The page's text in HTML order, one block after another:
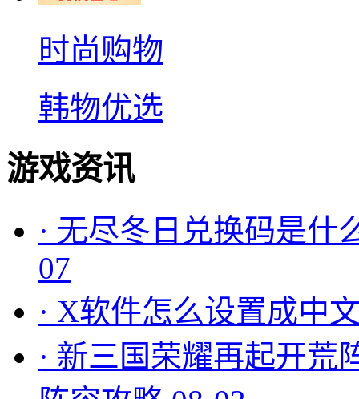
时尚购物
韩物优选
游戏资讯
· 无尽冬日兑换码是什
07
· X软件怎么设置成中
· 新三国荣耀再起开荒